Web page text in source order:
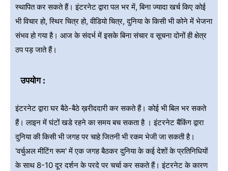
स्थापित कर सकते हैं। इंटरनेट द्वारा पल भर में, बिना ज्यादा खर्च किए कोई
भी विचार हो, स्थिर चित्र हो, वीडियो चित्र, दुनिया के किसी भी कोने में भेजना
संभव हो गया है। आज के संदर्भ में इसके बिना संचार व सूचना दोनों ही क्षेत्र
ठप पड़ जाते हैं।
उपयोग :
इंटरनेट द्वारा घर बैठे-बैठे ख़रीददारी कर सकते हैं। कोई भी बिल भर सकते
हैं। लाइन में घंटों खडे रहने का समय बच सकता है । इंटरनेट बैंकिंग द्वारा
दुनिया की किसी भी जगह पर चाहे जितनी भी रकम भेजी जा सकती है।
'वर्चुअल मीटिंग रूम' में एक जगह बैठकर दुनिया के कई देशों के प्रतिनिधियों
के साथ 8-10 दूर दर्शन के परदे पर चर्चा कर सकते हैं। इंटरनेट के कारण